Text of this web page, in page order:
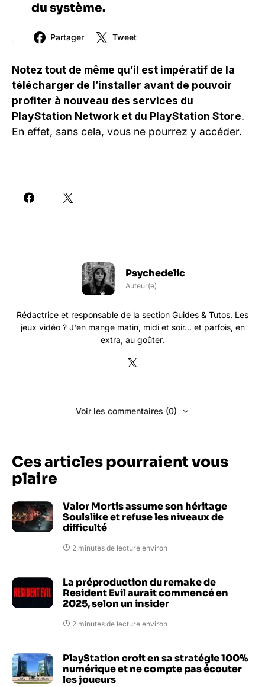
du système.
Partager Tweet
Notez tout de même qu’il est impératif de la
télécharger de l’installer avant de pouvoir
profiter à nouveau des services du
PlayStation Network et du PlayStation Store.
En effet, sans cela, vous ne pourrez y accéder.
Psychedelic
Auteur(e)
Rédactrice et responsable de la section Guides & Tutos. Les
jeux vidéo ? J'en mange matin, midi et soir... et parfois, en
extra, au goûter.
Voir les commentaires (0)
Ces articles pourraient vous
plaire
Valor Mortis assume son héritage
Soulslike et refuse les niveaux de
difficulté
2 minutes de lecture environ
La préproduction du remake de
Resident Evil aurait commencé en
2025, selon un insider
2 minutes de lecture environ
PlayStation croit en sa stratégie 100%
numérique et ne compte pas écouter
les joueurs